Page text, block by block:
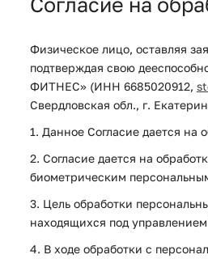
Физическое лицо, оставляя
подтверждая свою
ФИТНЕС» (ИНН 6685020912,
Свердловская обл., г.
1. Данное Согласие дается на
2. Согласие дается на
биометрическим
3. Цель обработки
находящихся под
4. В ходе обработки с